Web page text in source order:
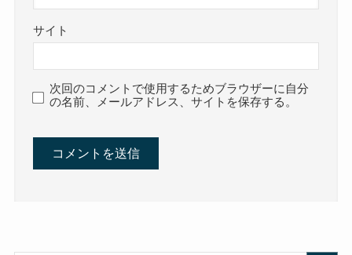
サイト
次回のコメントで使用するためブラウザーに自分
の名前、メールアドレス、サイトを保存する。